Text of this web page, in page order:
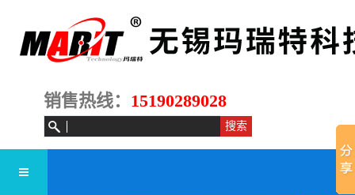
销售热线： 15190289028